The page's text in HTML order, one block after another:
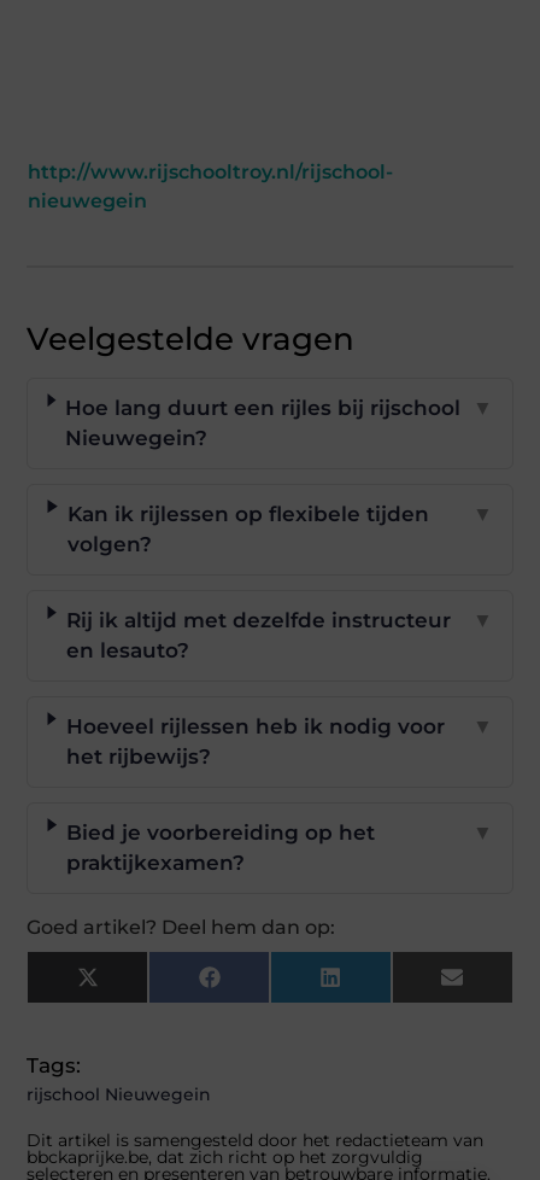
http://www.rijschooltroy.nl/rijschool-
nieuwegein
Veelgestelde vragen
Hoe lang duurt een rijles bij rijschool
Nieuwegein?
▼
Kan ik rijlessen op flexibele tijden
volgen?
▼
Rij ik altijd met dezelfde instructeur
en lesauto?
▼
Hoeveel rijlessen heb ik nodig voor
het rijbewijs?
▼
Bied je voorbereiding op het
praktijkexamen?
▼
Goed artikel? Deel hem dan op:
X
(Twitter)
Facebook LinkedIn Email
Tags:
rijschool Nieuwegein
Dit artikel is samengesteld door het redactieteam van
bbckaprijke.be, dat zich richt op het zorgvuldig
selecteren en presenteren van betrouwbare informatie.